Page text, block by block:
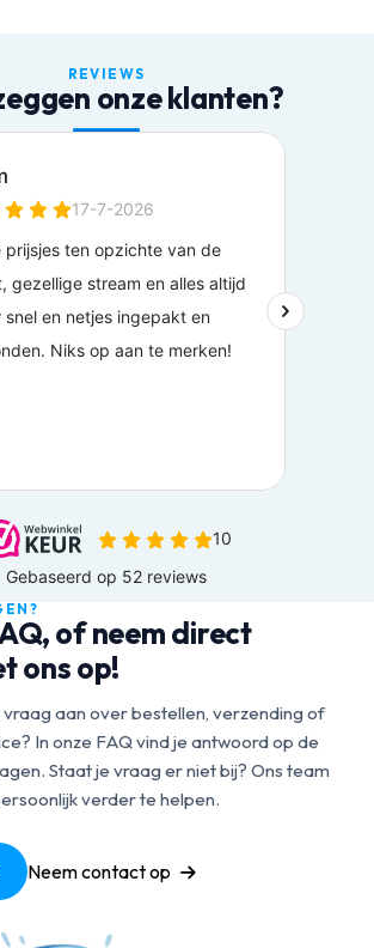
REVIEWS
onze klanten?
of neem direct
ons op!
aan over bestellen, verzending of
In onze FAQ vind je antwoord op de
Staat je vraag er niet bij? Ons team
verder te helpen.
Neem contact op